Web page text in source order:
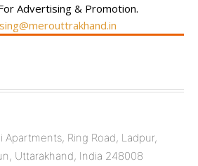
Advertising & Promotion.
Apartments, Ring Road, Ladpur,
Uttarakhand, India 248008